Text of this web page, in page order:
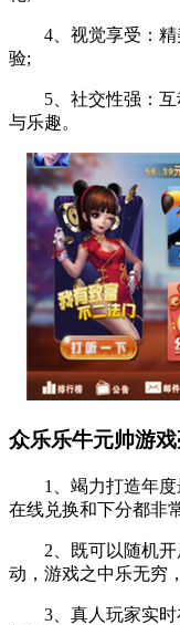
4、视觉享受：精
验;
5、社交性强：互
与乐趣。
众乐乐牛元帅游戏
1、竭力打造年度
在线兑换和下分都非
2、既可以随机开
动，游戏之中乐无穷
3、真人玩家实时